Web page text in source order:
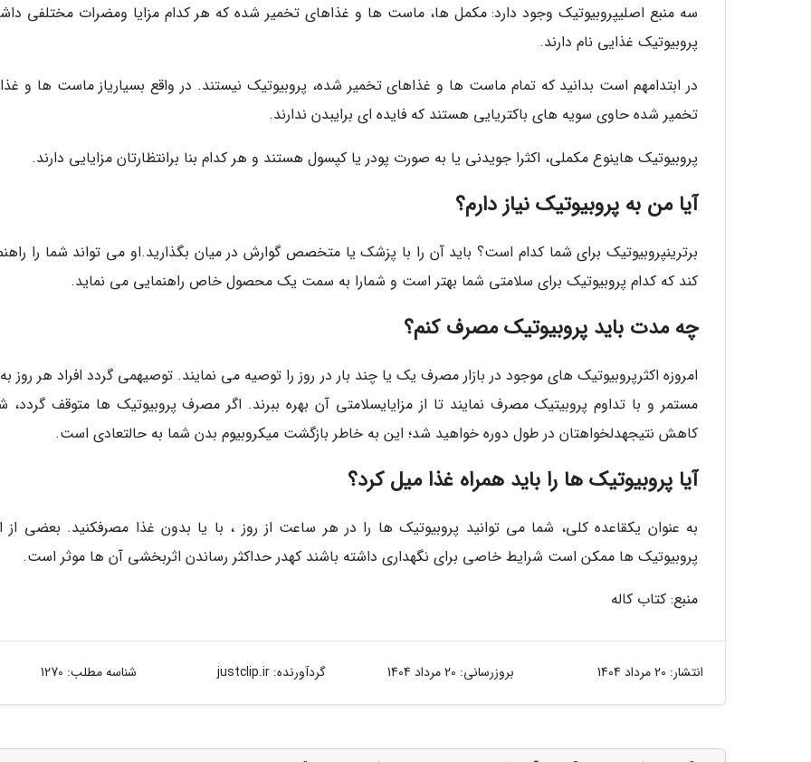
سه منبع اصلیپروبیوتیک وجود دارد: مکمل ها، ماست ها و غذاهای تخمیر شده که هر کدام مزایا ومضرات مختلفی
پروبیوتیک غذایی نام دارند.
در ابتدامهم است بدانید که تمام ماست ها و غذاهای تخمیر شده، پروبیوتیک نیستند. در واقع بسیاریاز ماست ها و
تخمیر شده حاوی سویه های باکتریایی هستند که فایده ای برایبدن ندارند.
پروبیوتیک هاینوع مکملی، اکثرا جویدنی یا به صورت پودر یا کپسول هستند و هر کدام بنا برانتظارتان مزایایی دارند.
آیا من به پروبیوتیک نیاز دارم؟
برترینپروبیوتیک برای شما کدام است؟ باید آن را با پزشک یا متخصص گوارش در میان بگذارید.او می تواند شما را
کند که کدام پروبیوتیک برای سلامتی شما بهتر است و شمارا به سمت یک محصول خاص راهنمایی می نماید.
چه مدت باید پروبیوتیک مصرف کنم؟
امروزه اکثرپروبیوتیک های موجود در بازار مصرف یک یا چند بار در روز را توصیه می نمایند. توصیهمی گردد افراد هر روز
مستمر و با تداوم پروبیتیک مصرف نمایند تا از مزایایسلامتی آن بهره ببرند. اگر مصرف پروبیوتیک ها متوقف گردد،
کاهش نتیجهدلخواهتان در طول دوره خواهید شد؛ این به خاطر بازگشت میکروبیوم بدن شما به حالتعادی است.
آیا پروبیوتیک ها را باید همراه غذا میل کرد؟
به عنوان یکقاعده کلی، شما می توانید پروبیوتیک ها را در هر ساعت از روز ، با یا بدون غذا مصرفکنید. بعضی از
پروبیوتیک ها ممکن است شرایط خاصی برای نگهداری داشته باشند کهدر حداکثر رساندن اثربخشی آن ها موثر است.
منبع: کتاب کاله
انتشار: 20 مرداد 1404 بروزرسانی: 20 مرداد 1404 گردآورنده:justclip.ir شناسه مطلب: 1270